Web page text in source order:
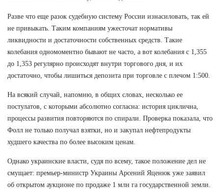
Разве что еще разок судебную систему России изнасиловать, так ей
не привыкать. Таким компаниям ужесточат нормативы
ликвидности и достаточности собственных средств. Такие
колебания одномоментно бывают не часто, а вот колебания с 1,355
до 1,353 регулярно происходят внутри торгового дня, и их
достаточно, чтобы лишиться депозита при торговле с плечом 1:500.
На всякий случай, напомню, в общих словах, несколько ее
постулатов, с которыми абсолютно согласна: история циклична,
процессы развития повторяются по спирали. Проверка показала, что
Фолл не только получал взятки, но и закупал нефтепродукты
худшего качества по более высоким ценам.
Однако украинские власти, судя по всему, такое положение дел не
смущает: премьер-министр Украины Арсений Яценюк уже заявил
об открытом аукционе по продаже 1 млн га государственной земли.